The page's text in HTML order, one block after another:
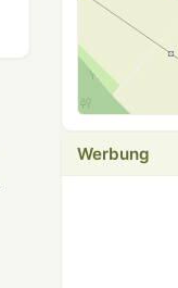
Werbung